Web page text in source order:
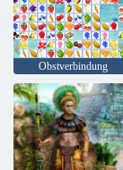
Obstverbindung